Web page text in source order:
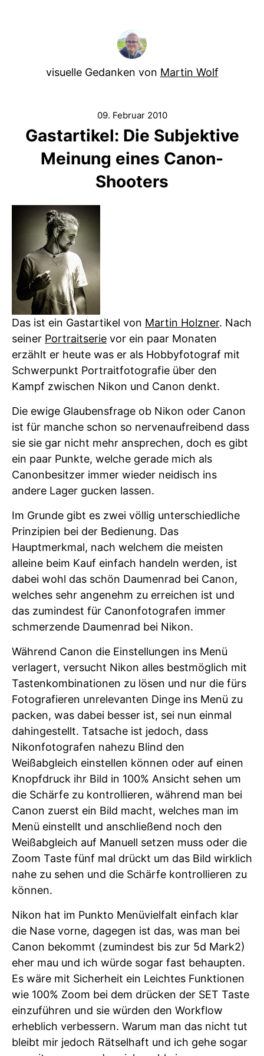
visuelle Gedanken von Martin Wolf
09. Februar 2010
Gastartikel: Die Subjektive
Meinung eines Canon-
Shooters
Das ist ein Gastartikel von Martin Holzner. Nach
seiner Portraitserie vor ein paar Monaten
erzählt er heute was er als Hobbyfotograf mit
Schwerpunkt Portraitfotografie über den
Kampf zwischen Nikon und Canon denkt.
Die ewige Glaubensfrage ob Nikon oder Canon
ist für manche schon so nervenaufreibend dass
sie sie gar nicht mehr ansprechen, doch es gibt
ein paar Punkte, welche gerade mich als
Canonbesitzer immer wieder neidisch ins
andere Lager gucken lassen.
Im Grunde gibt es zwei völlig unterschiedliche
Prinzipien bei der Bedienung. Das
Hauptmerkmal, nach welchem die meisten
alleine beim Kauf einfach handeln werden, ist
dabei wohl das schön Daumenrad bei Canon,
welches sehr angenehm zu erreichen ist und
das zumindest für Canonfotografen immer
schmerzende Daumenrad bei Nikon.
Während Canon die Einstellungen ins Menü
verlagert, versucht Nikon alles bestmöglich mit
Tastenkombinationen zu lösen und nur die fürs
Fotografieren unrelevanten Dinge ins Menü zu
packen, was dabei besser ist, sei nun einmal
dahingestellt. Tatsache ist jedoch, dass
Nikonfotografen nahezu Blind den
Weißabgleich einstellen können oder auf einen
Knopfdruck ihr Bild in 100% Ansicht sehen um
die Schärfe zu kontrollieren, während man bei
Canon zuerst ein Bild macht, welches man im
Menü einstellt und anschließend noch den
Weißabgleich auf Manuell setzen muss oder die
Zoom Taste fünf mal drückt um das Bild wirklich
nahe zu sehen und die Schärfe kontrollieren zu
können.
Nikon hat im Punkto Menüvielfalt einfach klar
die Nase vorne, dagegen ist das, was man bei
Canon bekommt (zumindest bis zur 5d Mark2)
eher mau und ich würde sogar fast behaupten.
Es wäre mit Sicherheit ein Leichtes Funktionen
wie 100% Zoom bei dem drücken der SET Taste
einzuführen und sie würden den Workflow
erheblich verbessern. Warum man das nicht tut
bleibt mir jedoch Rätselhaft und ich gehe sogar